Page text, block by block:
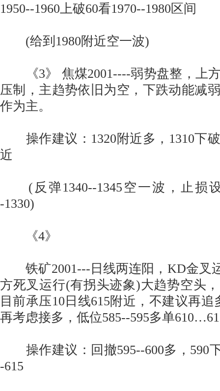
1950--1960上破60看1970--1980区间
(给到1980附近空一波)
《3》 焦煤2001----弱势盘整，上方
压制，主趋势依旧为空，下跌动能减
作为主。
操作建议：1320附近多，1310下破
近
(反弹1340--1345空一波，止损设
-1330)
《4》
铁矿2001---日线两连阳，KD金叉
方死叉运行(有拐头迹象)大趋势空头
目前承压10日线615附近，不建议再追
再考虑接多，低位585--595多单
操作建议：回撤595--600多，590
-615